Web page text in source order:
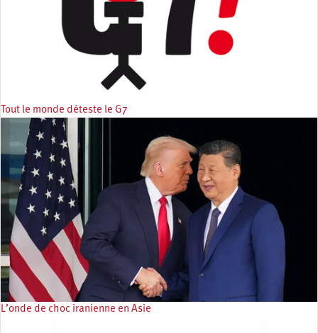
Tout le monde déteste le G7
L’onde de choc iranienne en Asie